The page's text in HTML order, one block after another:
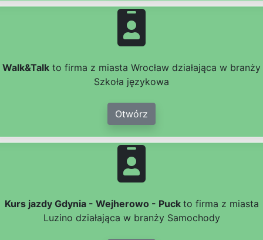
Walk&Talk to firma z miasta Wrocław działająca w branży
Szkoła językowa
Otwórz
Kurs jazdy Gdynia - Wejherowo - Puck to firma z miasta
Luzino działająca w branży Samochody